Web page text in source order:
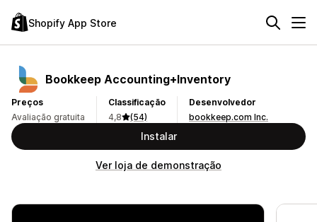
Shopify App Store
Bookkeep Accounting+Inventory
Preços
Avaliação gratuita
Classificação
4,8
(54)
Desenvolvedor
bookkeep.com Inc.
Instalar
Ver loja de demonstração